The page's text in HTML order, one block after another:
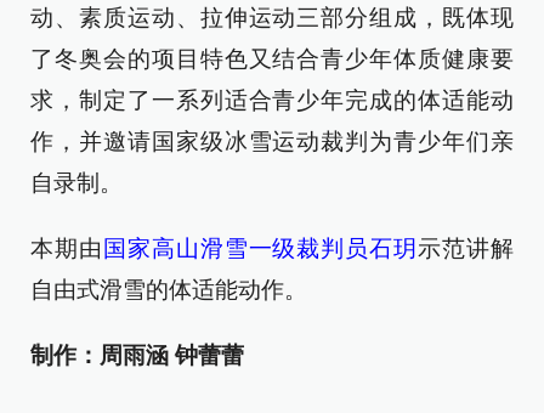
动、素质运动、拉伸运动三部分组成，既体现
了冬奥会的项目特色又结合青少年体质健康要
求，制定了一系列适合青少年完成的体适能动
作，并邀请国家级冰雪运动裁判为青少年们亲
自录制。
本期由 国家高山滑雪一级裁判员石玥 示范讲解
自由式滑雪的体适能动作。
制作：周雨涵 钟蕾蕾